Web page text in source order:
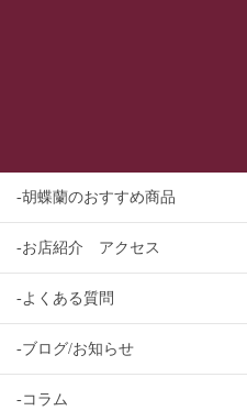
-胡蝶蘭のおすすめ商品
-お店紹介 アクセス
-よくある質問
-ブログ/お知らせ
-コラム